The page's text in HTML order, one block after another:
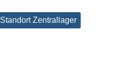
Standort Zentrallager